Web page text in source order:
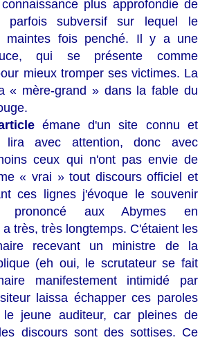
plus approfondie de
parfois subversif sur lequel le
maintes fois penché. Il y a une
qui se présente comme
mieux tromper ses victimes. La
« mère-grand » dans la fable du
émane d'un site connu et
avec attention, donc avec
ceux qui n'ont pas envie de
« vrai » tout discours officiel et
ces lignes j'évoque le souvenir
prononcé aux Abymes en
très, très longtemps. C'étaient les
recevant un ministre de la
(eh oui, le scrutateur se fait
manifestement intimidé par
laissa échapper ces paroles
le jeune auditeur, car pleines de
discours sont des sottises. Ce